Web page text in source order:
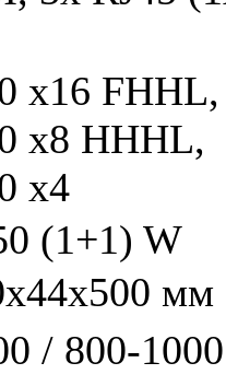
x16 FHHL,
x8 HHHL,
x4
(1+1) W
мм
/ 800-1000